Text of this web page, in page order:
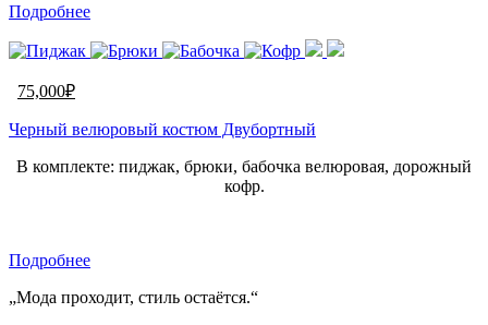
Подробнее
75,000₽
Черный велюровый костюм Двубортный
В комплекте: пиджак, брюки, бабочка велюровая, дорожный
кофр.
Подробнее
„Мода проходит, стиль остаётся.“